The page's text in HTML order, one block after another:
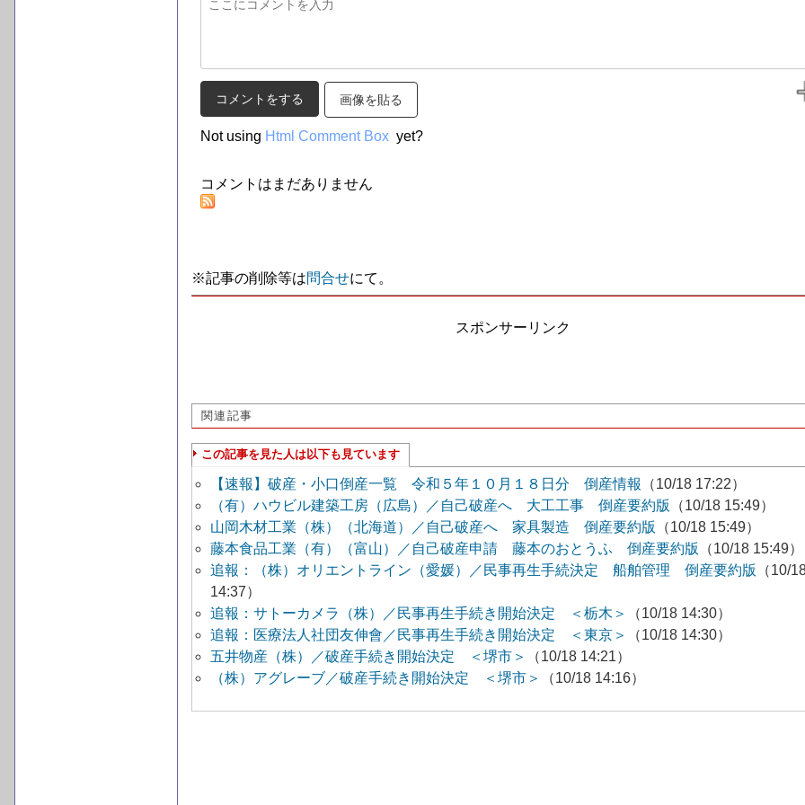
画像を貼る
Not using Html Comment Box yet?
コメントはまだありません
※記事の削除等は問合せにて。
スポンサーリンク
関連記事
この記事を見た人は以下も見ています
【速報】破産・小口倒産一覧 令和５年１０月１８日分 倒産情報
（10/18 17:22）
（有）ハウビル建築工房（広島）／自己破産へ 大工工事 倒産要約版
（10/18 15:49）
山岡木材工業（株）（北海道）／自己破産へ 家具製造 倒産要約版
（10/18 15:49）
藤本食品工業（有）（富山）／自己破産申請 藤本のおとうふ 倒産要約版
（10/18 15:49）
追報：（株）オリエントライン（愛媛）／民事再生手続決定 船舶管理 倒産要約版
（10/
14:37）
追報：サトーカメラ（株）／民事再生手続き開始決定 ＜栃木＞
（10/18 14:30）
追報：医療法人社団友伸會／民事再生手続き開始決定 ＜東京＞
（10/18 14:30）
五井物産（株）／破産手続き開始決定 ＜堺市＞
（10/18 14:21）
（株）アグレーブ／破産手続き開始決定 ＜堺市＞
（10/18 14:16）